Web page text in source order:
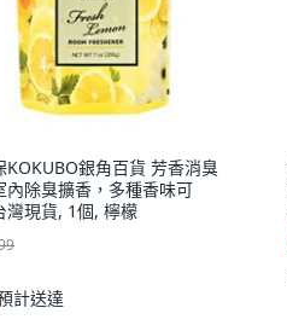
KOKUBO銀角百貨 芳香消臭
內除臭擴香，多種香味可
灣現貨, 1個, 檸檬
計送達